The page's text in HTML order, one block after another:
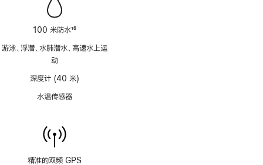
100 米防水16
游泳、浮潜、水肺潜水、高速水上运
动
深度计 (40 米)
水温传感器
精准的双频 GPS